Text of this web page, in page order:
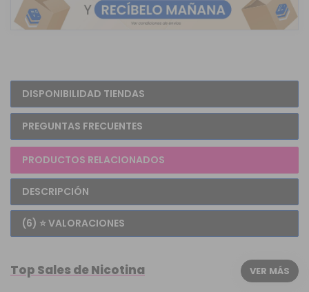
DISPONIBILIDAD TIENDAS
PREGUNTAS FRECUENTES
PRODUCTOS RELACIONADOS
DESCRIPCIÓN
(6) ⭐ VALORACIONES
Top Sales de Nicotina VER MÁS